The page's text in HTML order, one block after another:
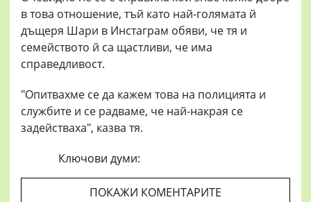
в това отношение, тъй като най-голямата й
дъщеря Шари в Инстаграм обяви, че тя и
семейството й са щастливи, че има
справедливост.
"Опитвахме се да кажем това на полицията и
службите и се радваме, че най-накрая се
задействаха", казва тя.
Ключови думи:
ПОКАЖИ КОМЕНТАРИТЕ